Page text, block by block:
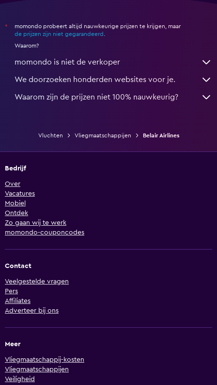
*
momondo probeert altijd nauwkeurige prijzen te krijgen, maar
de prijzen zijn niet gegarandeerd
Waarom?
momondo is niet de verkoper
We doorzoeken honderden websites voor je.
Waarom zijn de prijzen niet 100% nauwkeurig?
Vluchten Vliegmaatschappijen Belair Airlines
Bedrijf
Over
Vacatures
Mobiel
Ontdek
Zo gaan wij te werk
momondo-couponcodes
Contact
Veelgestelde vragen
Pers
Affiliates
Adverteer bij ons
Meer
Vliegmaatschappij-kosten
Vliegmaatschappijen
Veiligheid